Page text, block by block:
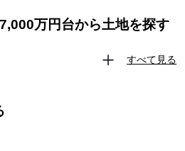
万円台から土地を探す
すべて見る